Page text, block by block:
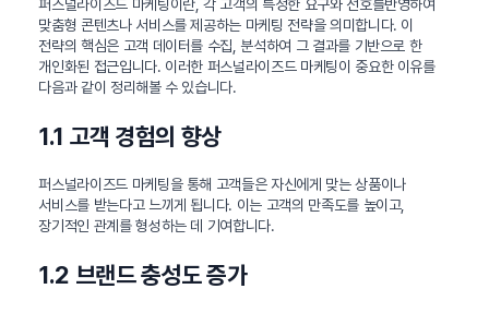
퍼스널라이즈드 마케팅이란, 각 고객의 특정한 요구와 선호를반영하여
맞춤형 콘텐츠나 서비스를 제공하는 마케팅 전략을 의미합니다. 이
전략의 핵심은 고객 데이터를 수집, 분석하여 그 결과를 기반으로 한
개인화된 접근입니다. 이러한 퍼스널라이즈드 마케팅이 중요한 이유를
다음과 같이 정리해볼 수 있습니다.
1.1 고객 경험의 향상
퍼스널라이즈드 마케팅을 통해 고객들은 자신에게 맞는 상품이나
서비스를 받는다고 느끼게 됩니다. 이는 고객의 만족도를 높이고,
장기적인 관계를 형성하는 데 기여합니다.
1.2 브랜드 충성도 증가